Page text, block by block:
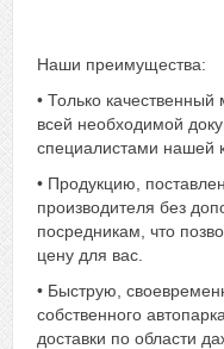
Наши преимущества:
• Только качественный
всей необходимой
специалистами нашей
• Продукцию,
производителя без
посредникам, что
цену для вас.
• Быструю,
собственного
доставки по области